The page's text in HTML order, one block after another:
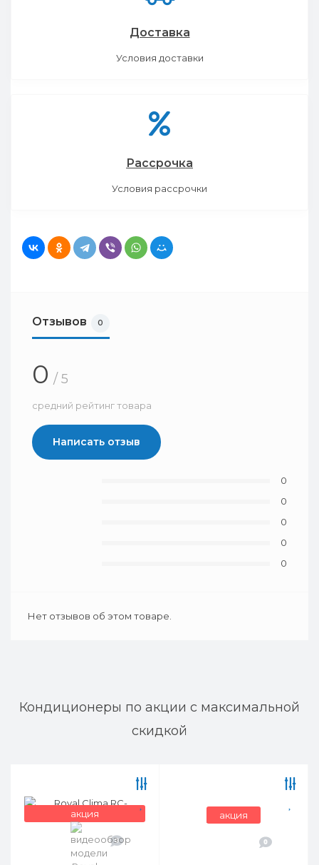
Доставка
Условия доставки
Рассрочка
Условия рассрочки
Отзывов 0
0 / 5
средний рейтинг товара
Написать отзыв
0
0
0
0
0
Нет отзывов об этом товаре.
Кондиционеры по акции с максимальной
скидкой
акция
0
акция
0